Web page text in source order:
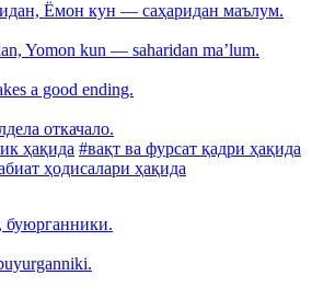
Ёмон кун — саҳаридан маълум.
Yomon kun — saharidan maʼlum.
a good ending.
откачало.
ҳақида #вақт ва фурсат қадри ҳақида
ҳодисалари ҳақида
буюрганники.